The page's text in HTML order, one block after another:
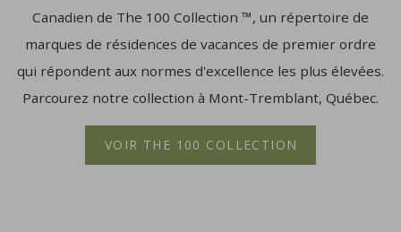
Canadien de The 100 Collection ™, un répertoire de
marques de résidences de vacances de premier ordre
qui répondent aux normes d'excellence les plus élevées.
Parcourez notre collection à Mont-Tremblant, Québec.
VOIR THE 100 COLLECTION